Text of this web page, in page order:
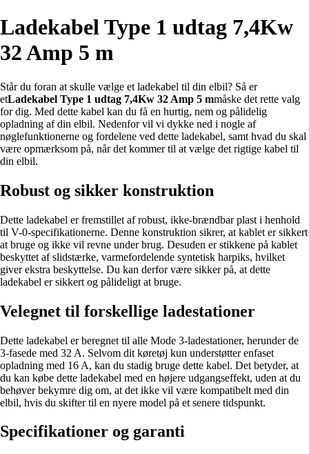
Ladekabel Type 1 udtag 7,4Kw
32 Amp 5 m
Står du foran at skulle vælge et ladekabel til din elbil? Så er
etLadekabel Type 1 udtag 7,4Kw 32 Amp 5 mmåske det rette valg
for dig. Med dette kabel kan du få en hurtig, nem og pålidelig
opladning af din elbil. Nedenfor vil vi dykke ned i nogle af
nøglefunktionerne og fordelene ved dette ladekabel, samt hvad du skal
være opmærksom på, når det kommer til at vælge det rigtige kabel til
din elbil.
Robust og sikker konstruktion
Dette ladekabel er fremstillet af robust, ikke-brændbar plast i henhold
til V-0-specifikationerne. Denne konstruktion sikrer, at kablet er sikkert
at bruge og ikke vil revne under brug. Desuden er stikkene på kablet
beskyttet af slidstærke, varmefordelende syntetisk harpiks, hvilket
giver ekstra beskyttelse. Du kan derfor være sikker på, at dette
ladekabel er sikkert og pålideligt at bruge.
Velegnet til forskellige ladestationer
Dette ladekabel er beregnet til alle Mode 3-ladestationer, herunder de
3-fasede med 32 A. Selvom dit køretøj kun understøtter enfaset
opladning med 16 A, kan du stadig bruge dette kabel. Det betyder, at
du kan købe dette ladekabel med en højere udgangseffekt, uden at du
behøver bekymre dig om, at det ikke vil være kompatibelt med din
elbil, hvis du skifter til en nyere model på et senere tidspunkt.
Specifikationer og garanti